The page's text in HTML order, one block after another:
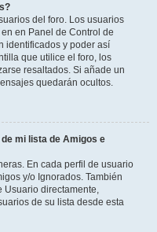
del foro. Los usuarios
en Panel de Control de
identificados y poder así
que utilice el foro, los
resaltados. Si añade un
quedarán ocultos.
mi lista de Amigos e
En cada perfil de usuario
y/o Ignorados. También
Usuario directamente,
de su lista desde esta